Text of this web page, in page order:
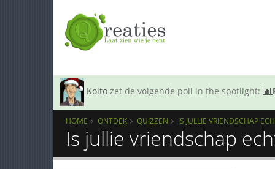
Koito zet de volgende poll in the spotlight:
HOME ONTDEK QUIZZEN IS JULLIE VRIENDSCHAP
Is jullie vriendschap